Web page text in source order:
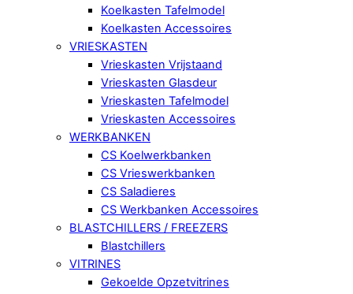
Koelkasten Tafelmodel
Koelkasten Accessoires
VRIESKASTEN
Vrieskasten Vrijstaand
Vrieskasten Glasdeur
Vrieskasten Tafelmodel
Vrieskasten Accessoires
WERKBANKEN
CS Koelwerkbanken
CS Vrieswerkbanken
CS Saladieres
CS Werkbanken Accessoires
BLASTCHILLERS / FREEZERS
Blastchillers
VITRINES
Gekoelde Opzetvitrines